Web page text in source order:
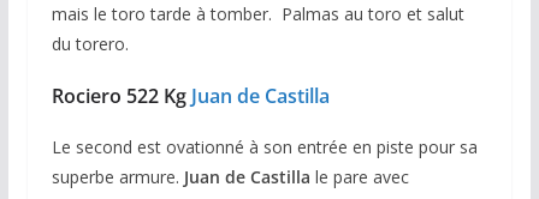
mais le toro tarde à tomber. Palmas au toro et salut
du torero.
Rociero 522 KgJuan de Castilla
Le second est ovationné à son entrée en piste pour sa
superbe armure. Juan de Castilla le pare avec